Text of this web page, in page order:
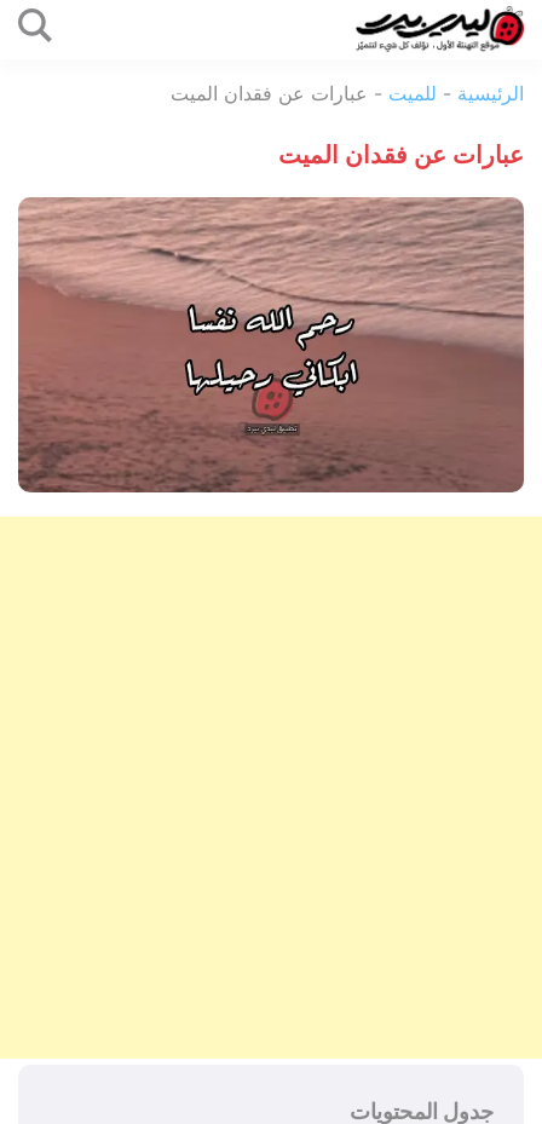
المحتوى
بيرد
الرئيسية - للميت - عبارات عن فقدان الميت
عبارات عن فقدان الميت
جدول المحتويات